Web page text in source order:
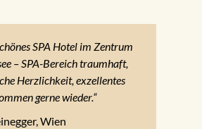
SPA Hotel im Zentrum
– SPA-Bereich traumhaft,
Herzlichkeit, exzellentes
gerne wieder.“
Wien